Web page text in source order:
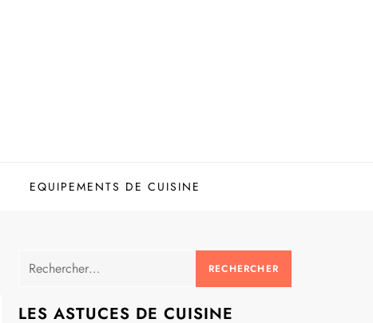
EQUIPEMENTS DE CUISINE
Rechercher :
LES ASTUCES DE CUISINE